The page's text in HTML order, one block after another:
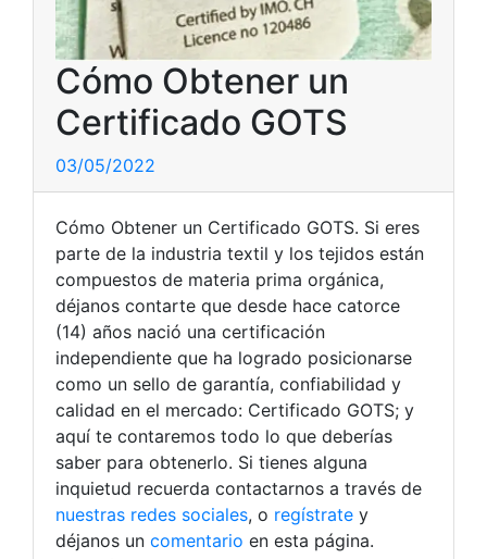
Cómo Obtener un
Certificado GOTS
03/05/2022
Cómo Obtener un Certificado GOTS. Si eres
parte de la industria textil y los tejidos están
compuestos de materia prima orgánica,
déjanos contarte que desde hace catorce
(14) años nació una certificación
independiente que ha logrado posicionarse
como un sello de garantía, confiabilidad y
calidad en el mercado: Certificado GOTS; y
aquí te contaremos todo lo que deberías
saber para obtenerlo. Si tienes alguna
inquietud recuerda contactarnos a través de
nuestras redes sociales, o regístrate y
déjanos un comentario en esta página.